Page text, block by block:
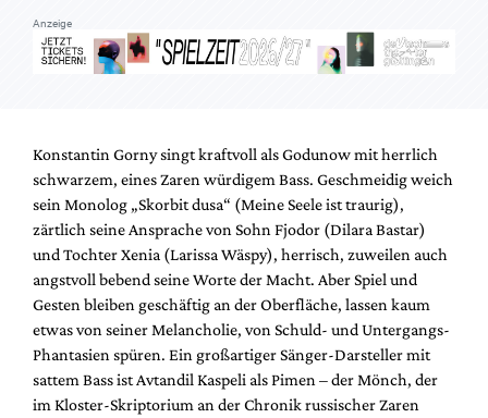
Anzeige
Konstantin Gorny singt kraftvoll als Godunow mit herrlich
schwarzem, eines Zaren würdigem Bass. Geschmeidig weich
sein Monolog „Skorbit dusa“ (Meine Seele ist traurig),
zärtlich seine Ansprache von Sohn Fjodor (Dilara Bastar)
und Tochter Xenia (Larissa Wäspy), herrisch, zuweilen auch
angstvoll bebend seine Worte der Macht. Aber Spiel und
Gesten bleiben geschäftig an der Oberfläche, lassen kaum
etwas von seiner Melancholie, von Schuld- und Untergangs-
Phantasien spüren. Ein großartiger Sänger-Darsteller mit
sattem Bass ist Avtandil Kaspeli als Pimen – der Mönch, der
im Kloster-Skriptorium an der Chronik russischer Zaren